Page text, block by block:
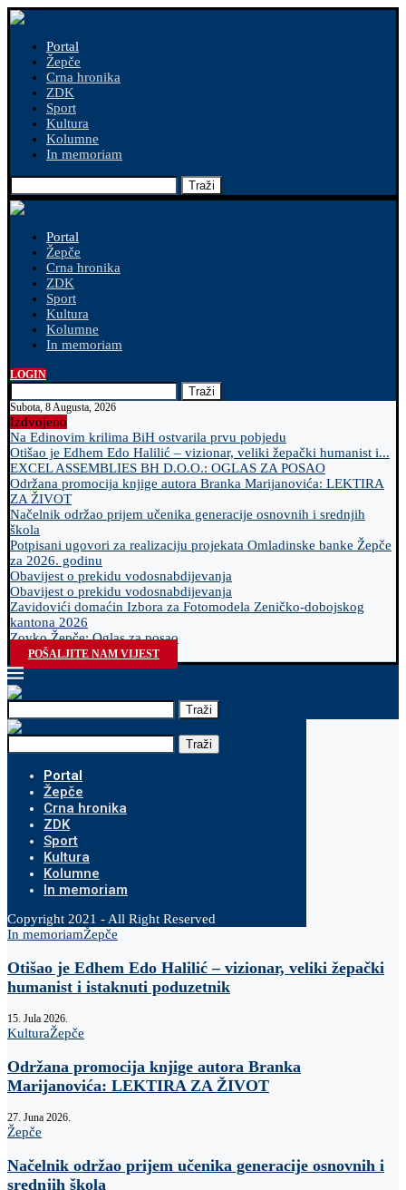
Portal
Žepče
Crna hronika
ZDK
Sport
Kultura
Kolumne
In memoriam
Traži
Portal
Žepče
Crna hronika
ZDK
Sport
Kultura
Kolumne
In memoriam
LOGIN
Traži
Subota, 8 Augusta, 2026
Izdvojeno
Na Edinovim krilima BiH ostvarila prvu pobjedu
Otišao je Edhem Edo Halilić – vizionar, veliki žepački humanist i...
EXCEL ASSEMBLIES BH D.O.O.: OGLAS ZA POSAO
Održana promocija knjige autora Branka Marijanovića: LEKTIRA
ZA ŽIVOT
Načelnik održao prijem učenika generacije osnovnih i srednjih
škola
Potpisani ugovori za realizaciju projekata Omladinske banke Žepče
za 2026. godinu
Obavijest o prekidu vodosnabdijevanja
Obavijest o prekidu vodosnabdijevanja
Zavidovići domaćin Izbora za Fotomodela Zeničko-dobojskog
kantona 2026
Zovko Žepče: Oglas za posao
POŠALJITE NAM VIJEST
Traži
Traži
Portal
Žepče
Crna hronika
ZDK
Sport
Kultura
Kolumne
In memoriam
Copyright 2021 - All Right Reserved
In memoriamŽepče
Otišao je Edhem Edo Halilić – vizionar, veliki žepački
humanist i istaknuti poduzetnik
15. Jula 2026.
KulturaŽepče
Održana promocija knjige autora Branka
Marijanovića: LEKTIRA ZA ŽIVOT
27. Juna 2026.
Žepče
Načelnik održao prijem učenika generacije osnovnih i
srednjih škola